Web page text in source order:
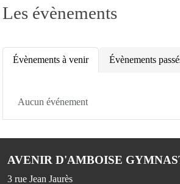
Les évènements
Évènements à venir Évènements
Aucun événement
AVENIR D'AMBOISE
3 rue Jean Jaurès